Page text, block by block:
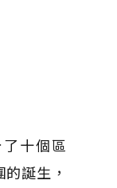
十個區
誕生，